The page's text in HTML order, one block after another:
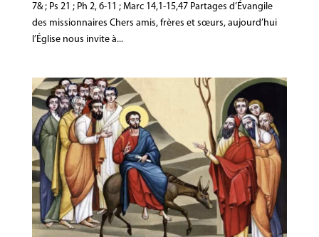
7& ; Ps 21 ; Ph 2, 6-11 ; Marc 14,1-15,47 Partages d’Évangile
des missionnaires Chers amis, frères et sœurs, aujourd’hui
l’Église nous invite à...